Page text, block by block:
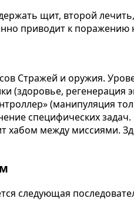
щит, второй
приводит к поражению
Стражей и оружия.
(здоровье,
(манипуляция
специфических
хабом между миссиями.
следующая